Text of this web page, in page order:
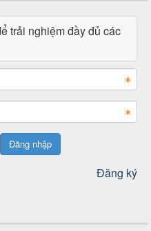
trải nghiệm đầy đủ các
Đăng nhập
Đăng ký